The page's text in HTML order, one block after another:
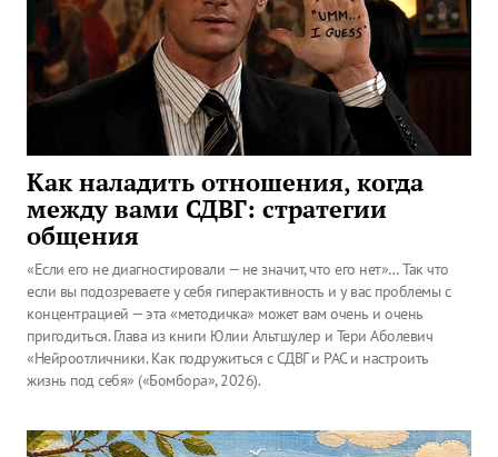
Как наладить отношения, когда
между вами СДВГ: стратегии
общения
«Если его не диагностировали — не значит, что его нет»… Так что
если вы подозреваете у себя гиперактивность и у вас проблемы с
концентрацией — эта «методичка» может вам очень и очень
пригодиться. Глава из книги Юлии Альтшулер и Тери Аболевич
«Нейроотличники. Как подружиться с СДВГ и РАС и настроить
жизнь под себя» («Бомбора», 2026).